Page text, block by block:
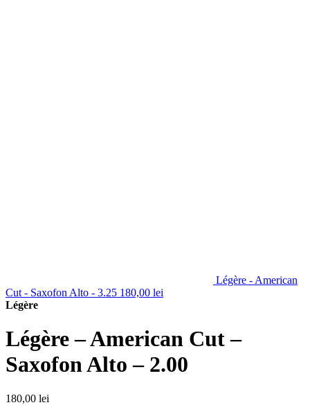
Légère - American
Cut - Saxofon Alto - 3.25 180,00 lei
Légère
Légère – American Cut –
Saxofon Alto – 2.00
180,00 lei